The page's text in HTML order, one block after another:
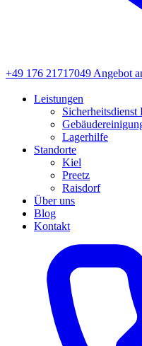
+49 176 21717049 Angebot
Leistungen
Sicherheitsdienst
Lagerhilfe
Standorte
Kiel
Preetz
Raisdorf
Über uns
Blog
Kontakt